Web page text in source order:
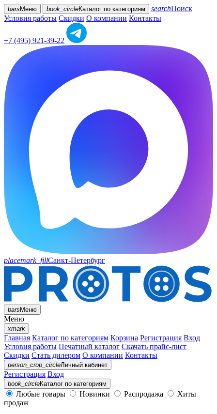
bars Меню book_circleКаталог по категориям searchПоиск
Условия работы Скидки О компании Контакты
+7 (495) 921-39-22
placemark_fillСанкт-Петербург
barsМеню
Меню
xmark
Главная Каталог по категориям Корзина Регистрация Вход
Условия работы Печатный каталог Скачать прайс-лист
Скидки Стать дилером О компании Контакты
person_crop_circleЛичный кабинет
Регистрация Вход
book_circleКаталог по категориям
Любые товары Новинки Распродажа
Хиты
продаж